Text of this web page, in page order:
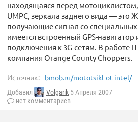
находящаяся перед
UMPC, зеркала заднего вида — это
получающие сигнал со
имеется встроенный GPS-
подключения к 3G-сетям. В работе
компания Orange County Choppers.
Источник: bmob.ru/mototsikl-ot-intel/
Добавил Volgarik 5 Апреля 2007
нет комментариев